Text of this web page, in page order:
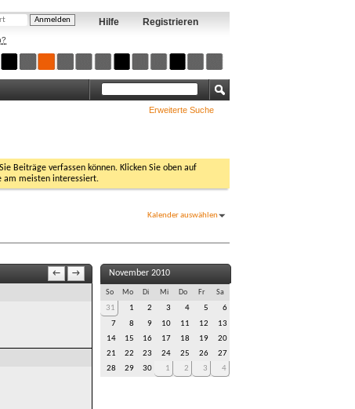
Registrieren
Hilfe
Erweiterte Suche
Beiträge verfassen können. Klicken Sie oben auf
am meisten interessiert.
Kalender auswählen
← → November 2010
So Mo Di Mi Do Fr Sa
31 1 2 3 4 5
6
7
8 9 10 11 12
13
14
15 16 17 18 19
20
21
22 23 24 25 26
27
28
29 30 1 2 3 4